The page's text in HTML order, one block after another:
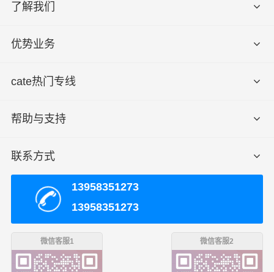
了解我们
优势业务
cate热门专线
帮助与支持
联系方式
13958351273
13958351273
微信客服1 微信客服2